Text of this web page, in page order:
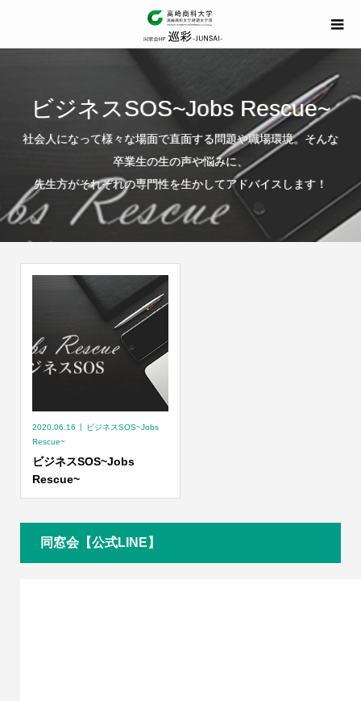
ビジネスSOS~Jobs Rescue~
社会人になって様々な場面で直面する問題や職場環境。そんな
卒業生の生の声や悩みに、
先生方がそれぞれの専門性を生かしてアドバイスします！
2020.06.16
ビジネスSOS~Jobs
Rescue~
ビジネスSOS~Jobs
Rescue~
同窓会【公式LINE】